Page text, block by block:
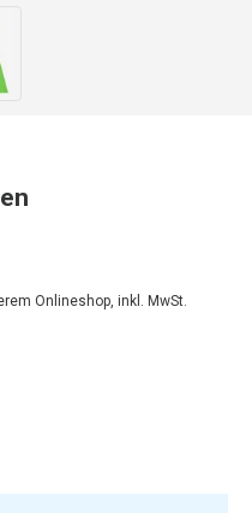
Onlineshop, inkl. MwSt.